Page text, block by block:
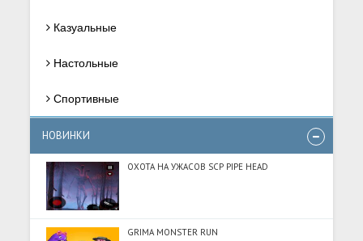
Казуальные
Настольные
Спортивные
НОВИНКИ
ОХОТА НА УЖАСОВ SCP PIPE HEAD
GRIMA MONSTER RUN